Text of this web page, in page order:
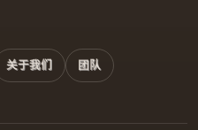
关于我们 团队